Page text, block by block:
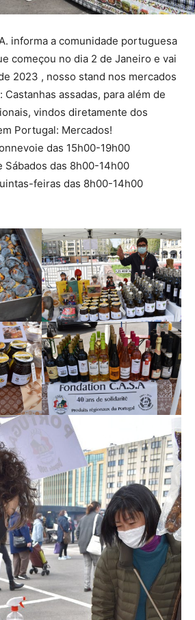
informa a comunidade portuguesa
começou no dia 2 de Janeiro e vai
2023 , nosso stand nos mercados
assadas, para além de
vindos diretamente dos
Portugal: Mercados!
das 15h00-19h00
Sábados das 8h00-14h00
feiras das 8h00-14h00